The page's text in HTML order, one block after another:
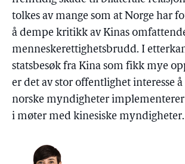
tolkes av mange som at Norge har
å dempe kritikk av Kinas
menneskerettighetsbrudd. I
statsbesøk fra Kina som fikk mye
er det av stor offentlighet interesse
norske myndigheter
i møter med kinesiske myndigheter.